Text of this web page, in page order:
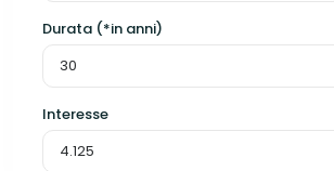
Durata (*in anni)
Interesse